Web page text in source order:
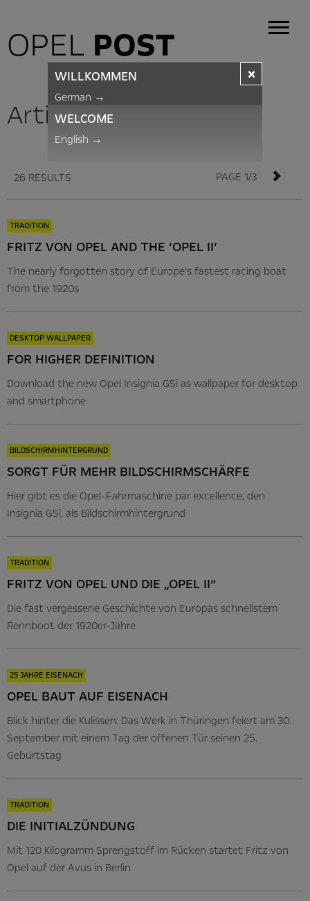
OPEL POST
Articles
26 RESULTS PAGE 1/3
TRADITION
FRITZ VON OPEL AND THE ‘OPEL II’
The nearly forgotten story of Europe’s fastest racing boat
from the 1920s
DESKTOP WALLPAPER
FOR HIGHER DEFINITION
Download the new Opel Insignia GSi as wallpaper for desktop
and smartphone
BILDSCHIRMHINTERGRUND
SORGT FÜR MEHR BILDSCHIRMSCHÄRFE
Hier gibt es die Opel-Fahrmaschine par excellence, den
Insignia GSi, als Bildschirmhintergrund
TRADITION
FRITZ VON OPEL UND DIE „OPEL II“
Die fast vergessene Geschichte von Europas schnellstem
Rennboot der 1920er-Jahre
25 JAHRE EISENACH
OPEL BAUT AUF EISENACH
Blick hinter die Kulissen: Das Werk in Thüringen feiert am 30.
September mit einem Tag der offenen Tür seinen 25.
Geburtstag
TRADITION
DIE INITIALZÜNDUNG
Mit 120 Kilogramm Sprengstoff im Rücken startet Fritz von
Opel auf der Avus in Berlin
×
WILLKOMMEN
German →
WELCOME
English →